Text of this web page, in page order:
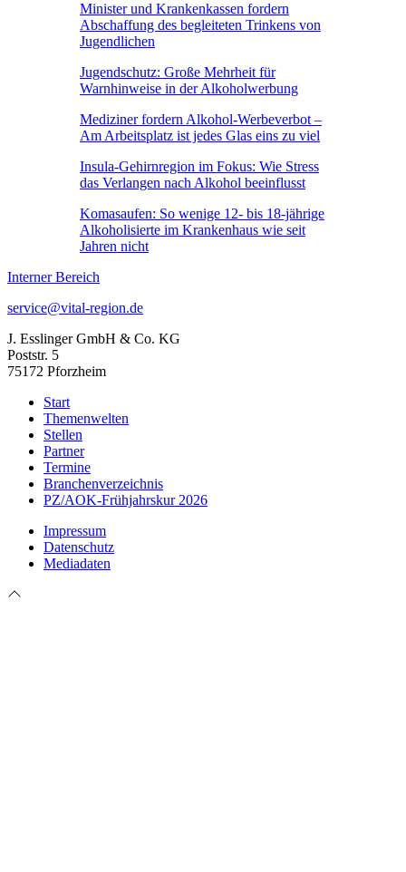
Minister und Krankenkassen fordern
Abschaffung des begleiteten Trinkens von
Jugendlichen
Jugendschutz: Große Mehrheit für
Warnhinweise in der Alkoholwerbung
Mediziner fordern Alkohol-Werbeverbot –
Am Arbeitsplatz ist jedes Glas eins zu viel
Insula-Gehirnregion im Fokus: Wie Stress
das Verlangen nach Alkohol beeinflusst
Komasaufen: So wenige 12- bis 18-jährige
Alkoholisierte im Krankenhaus wie seit
Jahren nicht
Interner Bereich
service@vital-region.de
J. Esslinger GmbH & Co. KG
Poststr. 5
75172 Pforzheim
Start
Themenwelten
Stellen
Partner
Termine
Branchenverzeichnis
PZ/AOK-Frühjahrskur 2026
Impressum
Datenschutz
Mediadaten